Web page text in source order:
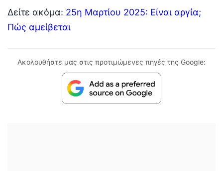
Δείτε ακόμα: 25η Μαρτίου 2025: Είναι αργία;
Πώς αμείβεται
Ακολουθήστε μας στις προτιμώμενες πηγές της Google: